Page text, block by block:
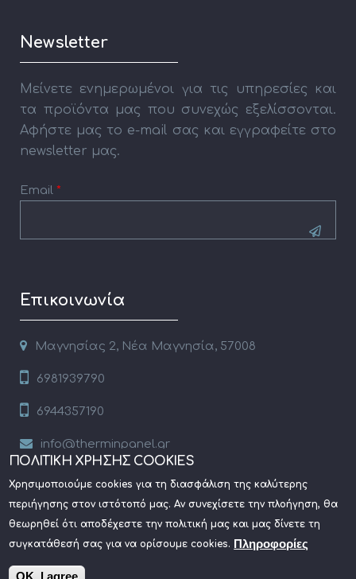
Newsletter
Μείνετε ενημερωμένοι για τις υπηρεσίες και
τα προϊόντα μας που συνεχώς εξελίσσονται.
Αφήστε μας το e-mail σας και εγγραφείτε στο
newsletter μας.
Email *
question is
for testing
whether or
a human
visitor and
to prevent
automated
spam
submissions.
5+2
Επικοινωνία
Μαγνησίας 2, Νέα Μαγνησία, 57008
6981939790
6944357190
info@therminpanel.gr
www.therminpanel.gr
ιστοσελίδων Istology | Web & Marketing Solutions
ΠΟΛΙΤΙΚΗ ΧΡΗΣΗΣ COOKIES
Χρησιμοποιούμε cookies για τη διασφάλιση της καλύτερης
περιήγησης στον ιστότοπό μας. Αν συνεχίσετε την πλοήγηση, θα
θεωρηθεί ότι αποδέχεστε την πολιτική μας και μας δίνετε τη
συγκατάθεσή σας για να ορίσουμε cookies. Πληροφορίες
OK, I agree